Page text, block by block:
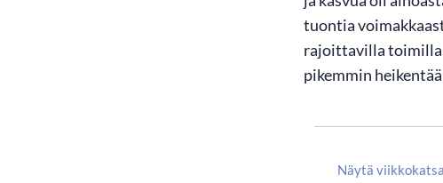
tuontia
rajoittavilla
pikemmin
Näytä